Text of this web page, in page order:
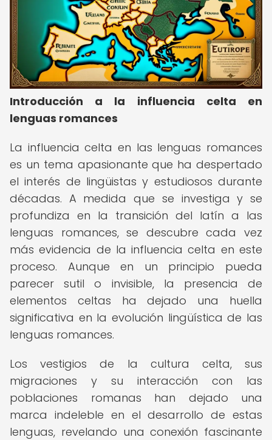
Introducción a la influencia celta en
lenguas romances
La influencia celta en las lenguas romances
es un tema apasionante que ha despertado
el interés de lingüistas y estudiosos durante
décadas. A medida que se investiga y se
profundiza en la transición del latín a las
lenguas romances, se descubre cada vez
más evidencia de la influencia celta en este
proceso. Aunque en un principio pueda
parecer sutil o invisible, la presencia de
elementos celtas ha dejado una huella
significativa en la evolución lingüística de las
lenguas romances.
Los vestigios de la cultura celta, sus
migraciones y su interacción con las
poblaciones romanas han dejado una
marca indeleble en el desarrollo de estas
lenguas, revelando una conexión fascinante